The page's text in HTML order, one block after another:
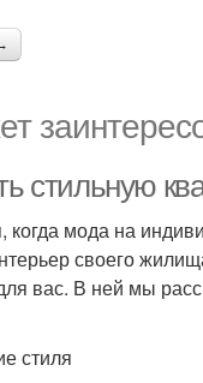
стильную
мода на
своего
вас. В ней мы
стиля